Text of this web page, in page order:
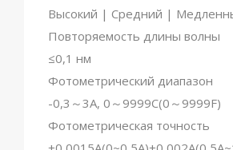
Высокий | Средний |
Повторяемость длины волны
≤0,1 нм
Фотометрический диапазон
-0,3～3А, 0～9999C(0～9999F)
Фотометрическая точность